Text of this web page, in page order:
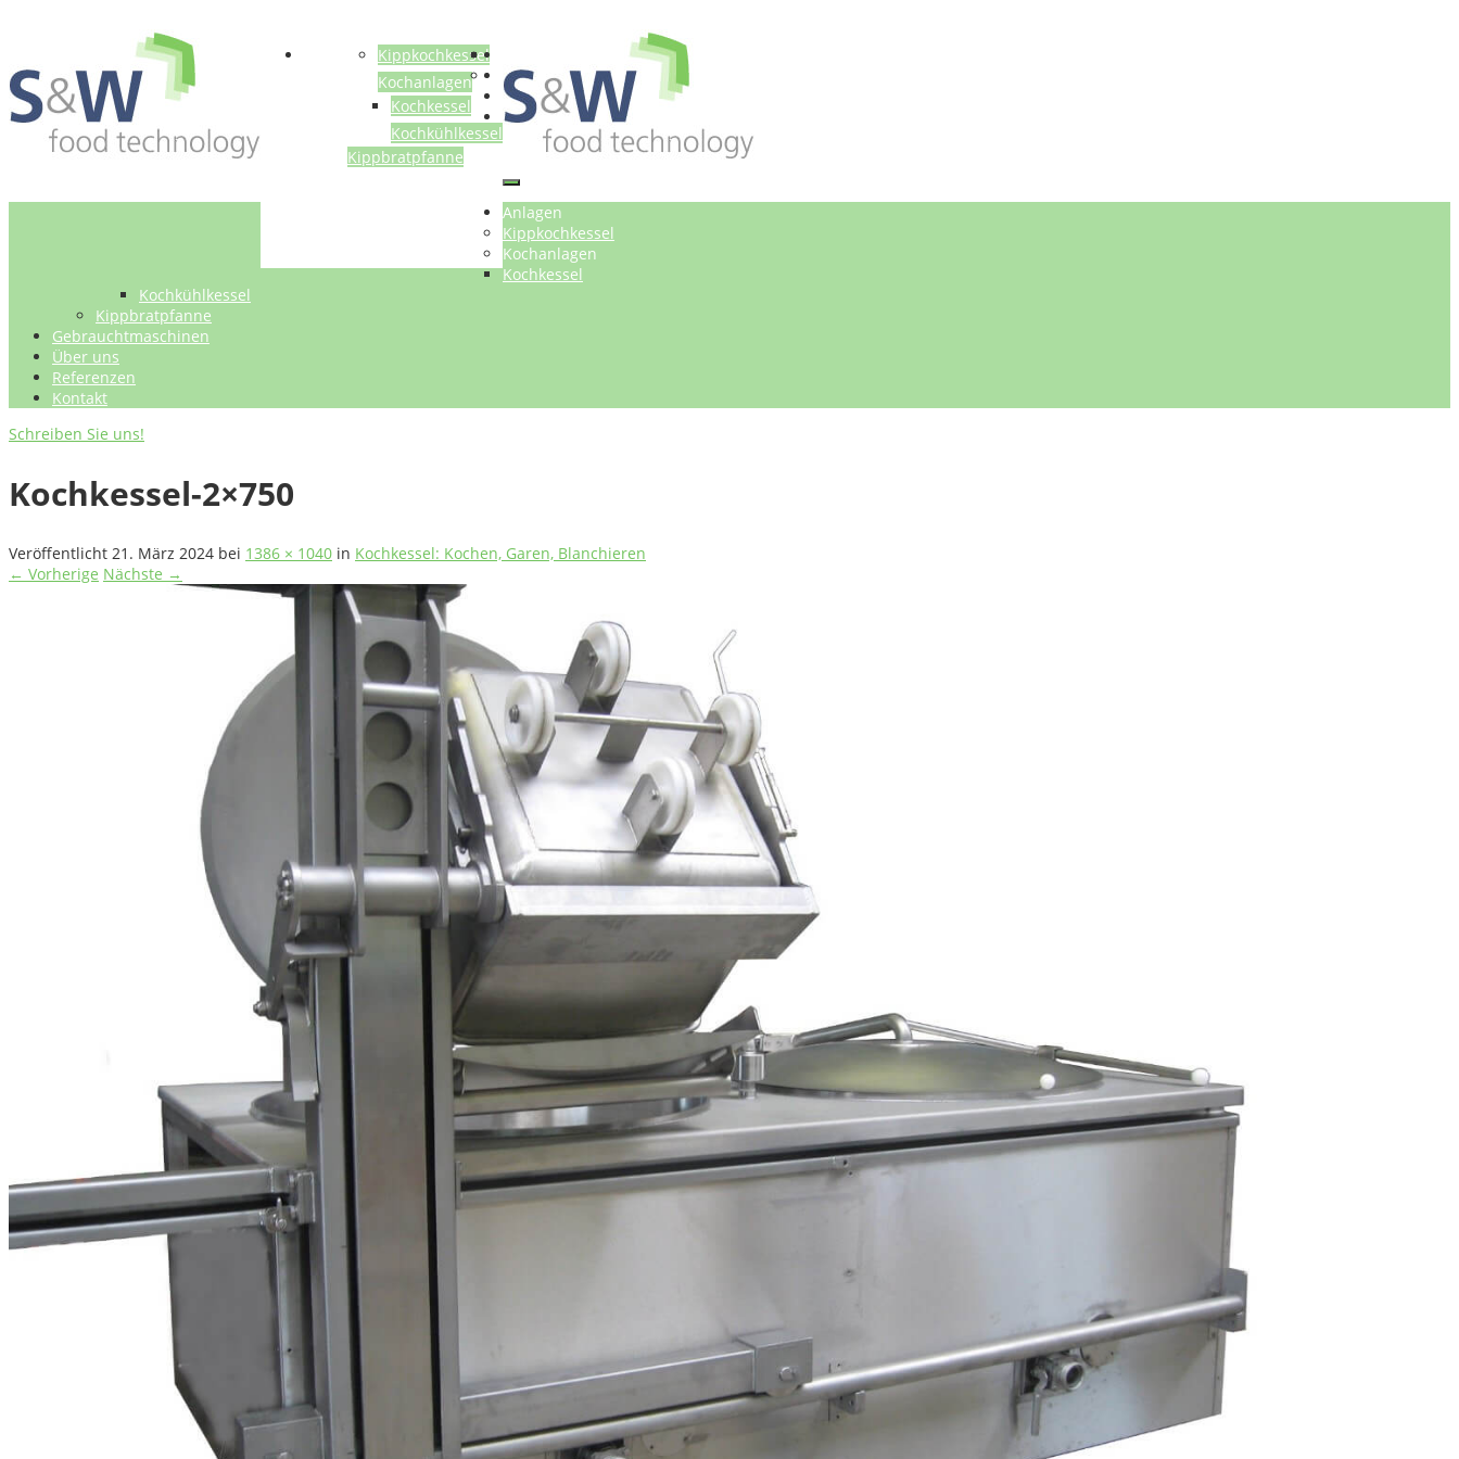
Anlagen
Kippkochkessel
Kochanlagen
Kochkessel
Kochkühlkessel
Kippbratpfanne
Referenzen
Anlagen
Kippkochkessel
Kochanlagen
Kochkessel
Kochkühlkessel
Kippbratpfanne
Gebrauchtmaschinen
Über uns
Referenzen
Kontakt
Schreiben Sie uns!
Kochkessel-2×750
Veröffentlicht 21. März 2024 bei 1386 × 1040 in Kochkessel: Kochen, Garen, Blanchieren
← Vorherige Nächste →